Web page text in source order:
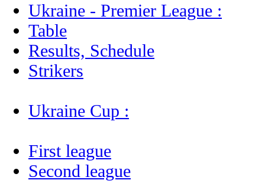
Ukraine - Premier League :
Table
Results, Schedule
Strikers
Ukraine Cup :
First league
Second league